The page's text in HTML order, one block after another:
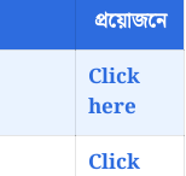
প্রয়োজনে
Click
here
Click